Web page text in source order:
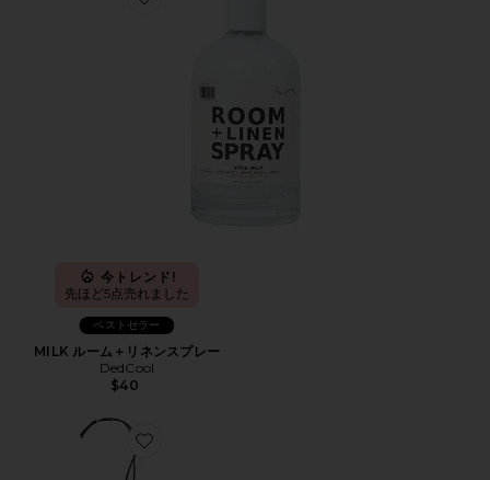
Favorite MILK ルーム＋リネンスプレー
今トレンド!
先ほど5点売れました
ベストセラー
MILK ルーム＋リネンスプレー
DedCool
$40
Favorite 車用エアフレッシュナー